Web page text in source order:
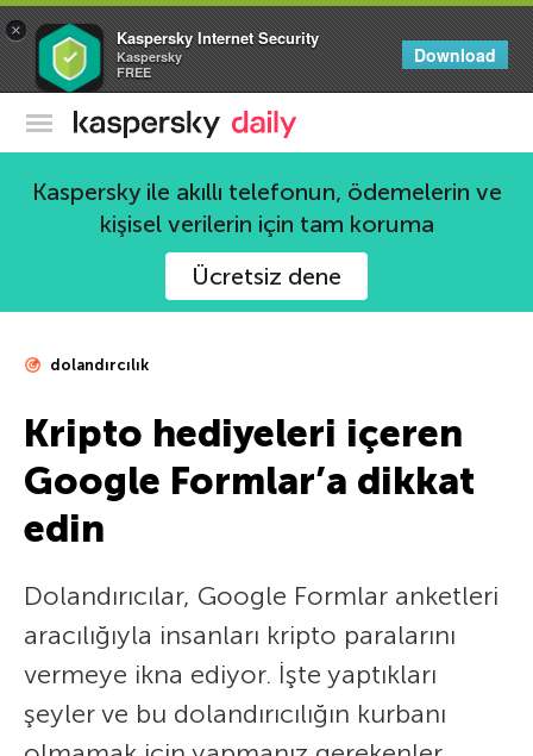
× Kaspersky Internet Security
Kaspersky
FREE
Download
Kaspersky Resmi Blogu
Kaspersky ile akıllı telefonun, ödemelerin ve
kişisel verilerin için tam koruma
Ücretsiz dene
dolandırcılık
Kripto hediyeleri içeren
Google Formlar’a dikkat
edin
Dolandırıcılar, Google Formlar anketleri
aracılığıyla insanları kripto paralarını
vermeye ikna ediyor. İşte yaptıkları
şeyler ve bu dolandırıcılığın kurbanı